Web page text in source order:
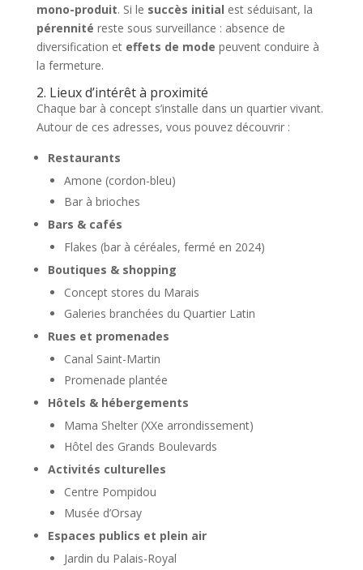
mono-produit. Si le succès initial est séduisant, la
pérennité reste sous surveillance : absence de
diversification et effets de mode peuvent conduire à
la fermeture.
2. Lieux d’intérêt à proximité
Chaque bar à concept s’installe dans un quartier vivant.
Autour de ces adresses, vous pouvez découvrir :
Restaurants
Amone (cordon-bleu)
Bar à brioches
Bars & cafés
Flakes (bar à céréales, fermé en 2024)
Boutiques & shopping
Concept stores du Marais
Galeries branchées du Quartier Latin
Rues et promenades
Canal Saint-Martin
Promenade plantée
Hôtels & hébergements
Mama Shelter (XXe arrondissement)
Hôtel des Grands Boulevards
Activités culturelles
Centre Pompidou
Musée d’Orsay
Espaces publics et plein air
Jardin du Palais-Royal